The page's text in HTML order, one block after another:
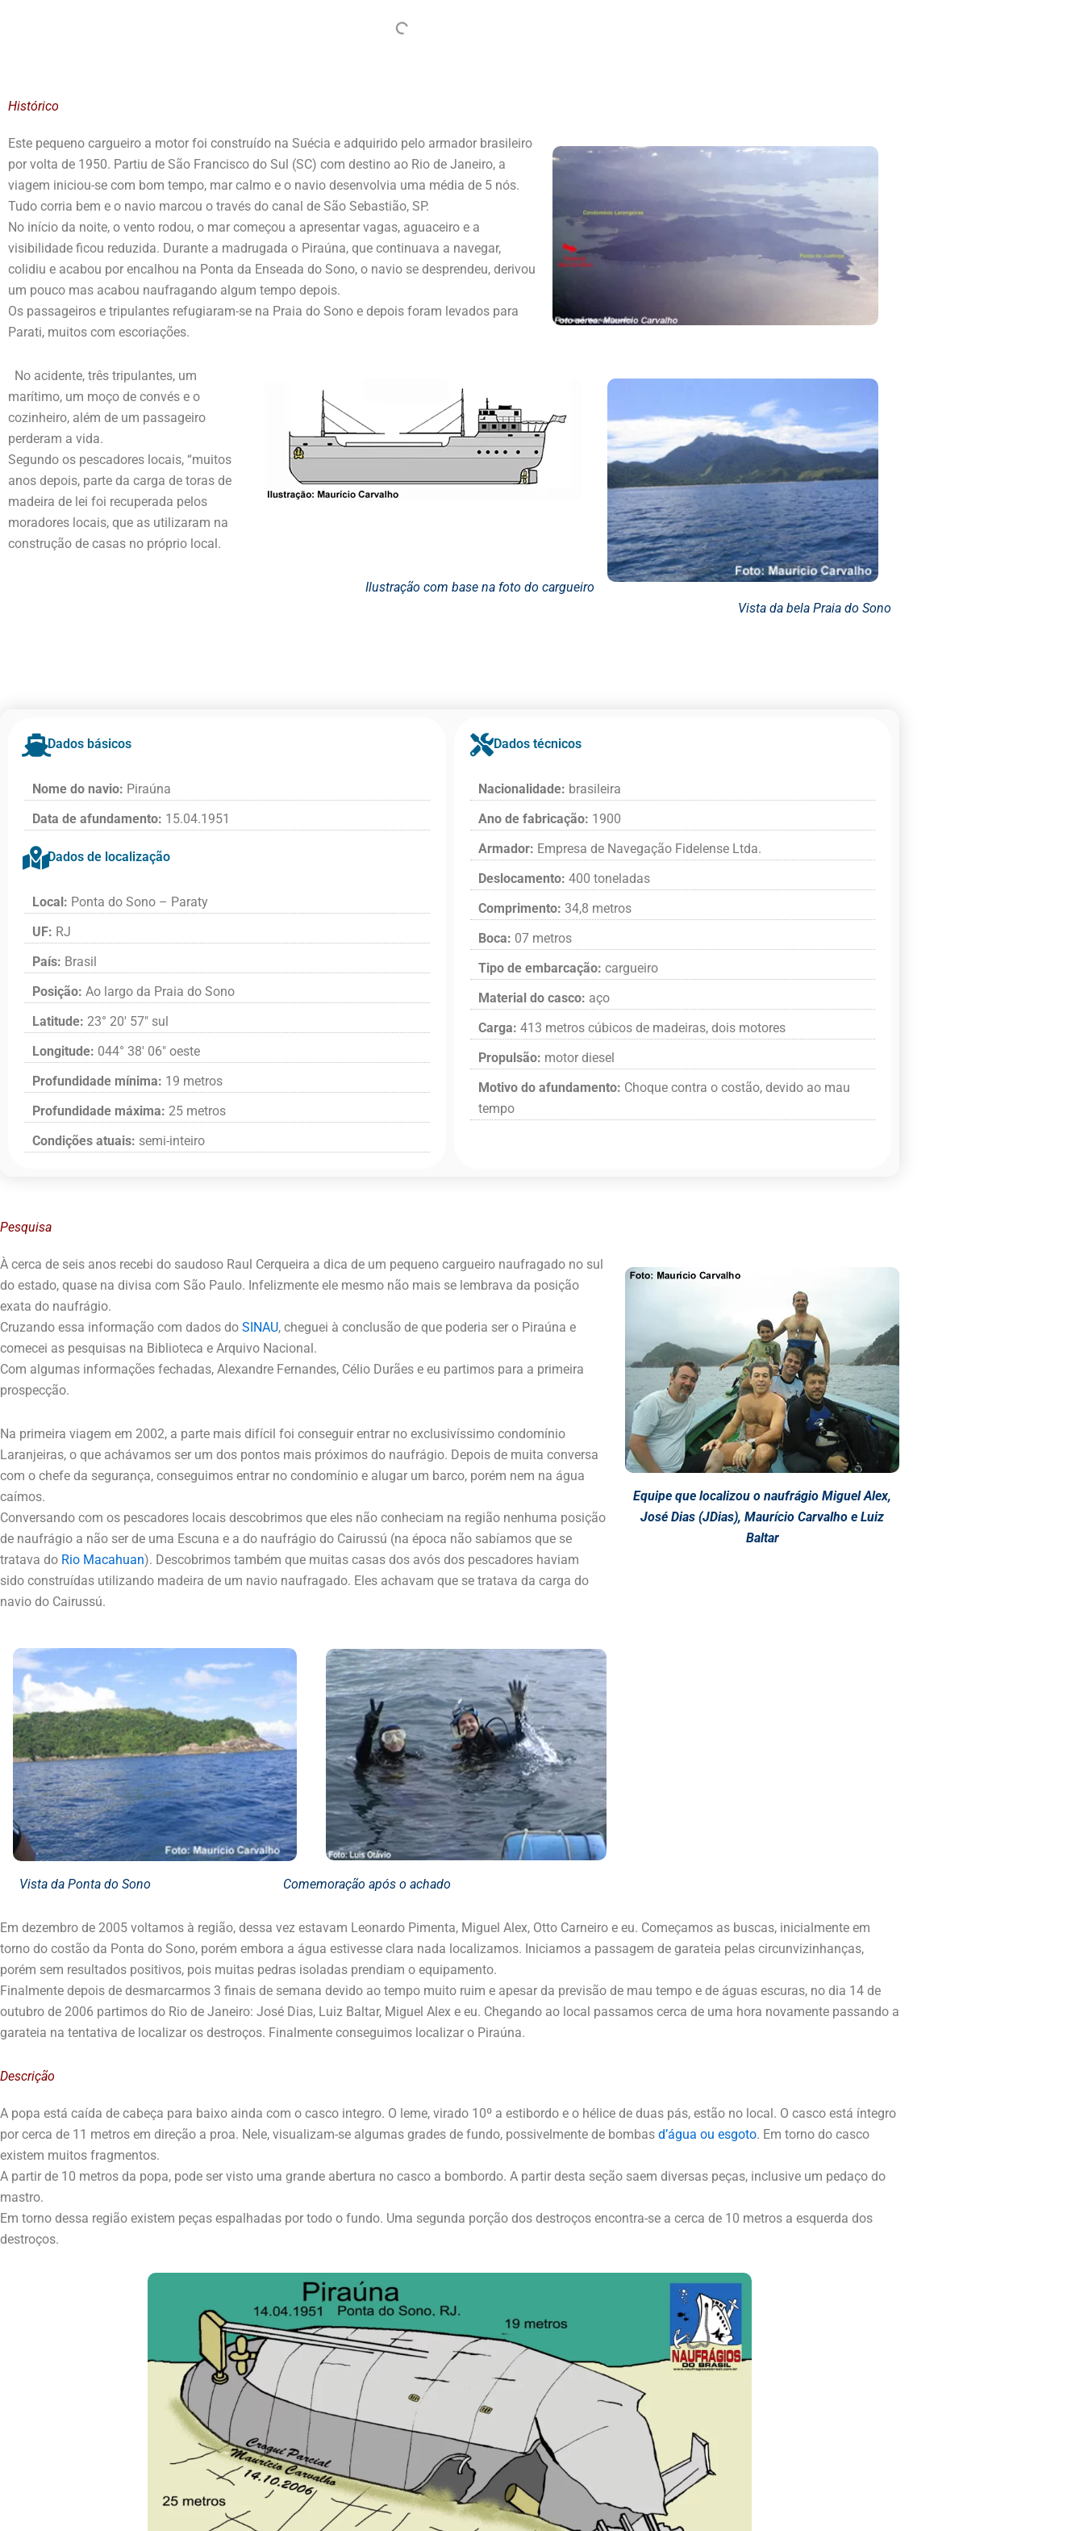
Histórico
Este pequeno cargueiro a motor foi construído na Suécia e adquirido pelo armador brasileiro
por volta de 1950. Partiu de São Francisco do Sul (SC) com destino ao Rio de Janeiro, a
viagem iniciou-se com bom tempo, mar calmo e o navio desenvolvia uma média de 5 nós.
Tudo corria bem e o navio marcou o través do canal de São Sebastião, SP.
No início da noite, o vento rodou, o mar começou a apresentar vagas, aguaceiro e a
visibilidade ficou reduzida. Durante a madrugada o Piraúna, que continuava a navegar,
colidiu e acabou por encalhou na Ponta da Enseada do Sono, o navio se desprendeu, derivou
um pouco mas acabou naufragando algum tempo depois.
Os passageiros e tripulantes refugiaram-se na Praia do Sono e depois foram levados para
Parati, muitos com escoriações.
No acidente, três tripulantes, um
marítimo, um moço de convés e o
cozinheiro, além de um passageiro
perderam a vida.
Segundo os pescadores locais, “muitos
anos depois, parte da carga de toras de
madeira de lei foi recuperada pelos
moradores locais, que as utilizaram na
construção de casas no próprio local.
Ilustração com base na foto do cargueiro
Vista da bela Praia do Sono
Dados básicos
Nome do navio: Piraúna
Data de afundamento: 15.04.1951
Dados de localização
Local: Ponta do Sono – Paraty
UF: RJ
País: Brasil
Posição: Ao largo da Praia do Sono
Latitude: 23° 20′ 57″ sul
Longitude: 044° 38′ 06″ oeste
Profundidade mínima: 19 metros
Profundidade máxima: 25 metros
Condições atuais: semi-inteiro
Dados técnicos
Nacionalidade: brasileira
Ano de fabricação: 1900
Armador: Empresa de Navegação Fidelense Ltda.
Deslocamento: 400 toneladas
Comprimento: 34,8 metros
Boca: 07 metros
Tipo de embarcação: cargueiro
Material do casco: aço
Carga: 413 metros cúbicos de madeiras, dois motores
Propulsão: motor diesel
Motivo do afundamento: Choque contra o costão, devido ao mau
tempo
Pesquisa
Equipe que localizou o naufrágio Miguel Alex,
José Dias (JDias), Maurício Carvalho e Luiz
Baltar
À cerca de seis anos recebi do saudoso Raul Cerqueira a dica de um pequeno cargueiro naufragado no sul
do estado, quase na divisa com São Paulo. Infelizmente ele mesmo não mais se lembrava da posição
exata do naufrágio.
Cruzando essa informação com dados do SINAU, cheguei à conclusão de que poderia ser o Piraúna e
comecei as pesquisas na Biblioteca e Arquivo Nacional.
Com algumas informações fechadas, Alexandre Fernandes, Célio Durães e eu partimos para a primeira
prospecção.
Na primeira viagem em 2002, a parte mais difícil foi conseguir entrar no exclusivíssimo condomínio
Laranjeiras, o que achávamos ser um dos pontos mais próximos do naufrágio. Depois de muita conversa
com o chefe da segurança, conseguimos entrar no condomínio e alugar um barco, porém nem na água
caímos.
Conversando com os pescadores locais descobrimos que eles não conheciam na região nenhuma posição
de naufrágio a não ser de uma Escuna e a do naufrágio do Cairussú (na época não sabíamos que se
tratava do Rio Macahuan). Descobrimos também que muitas casas dos avós dos pescadores haviam
sido construídas utilizando madeira de um navio naufragado. Eles achavam que se tratava da carga do
navio do Cairussú.
Vista da Ponta do Sono Comemoração após o achado
Em dezembro de 2005 voltamos à região, dessa vez estavam Leonardo Pimenta, Miguel Alex, Otto Carneiro e eu. Começamos as buscas, inicialmente em
torno do costão da Ponta do Sono, porém embora a água estivesse clara nada localizamos. Iniciamos a passagem de garateia pelas circunvizinhanças,
porém sem resultados positivos, pois muitas pedras isoladas prendiam o equipamento.
Finalmente depois de desmarcarmos 3 finais de semana devido ao tempo muito ruim e apesar da previsão de mau tempo e de águas escuras, no dia 14 de
outubro de 2006 partimos do Rio de Janeiro: José Dias, Luiz Baltar, Miguel Alex e eu. Chegando ao local passamos cerca de uma hora novamente passando a
garateia na tentativa de localizar os destroços. Finalmente conseguimos localizar o Piraúna.
Descrição
A popa está caída de cabeça para baixo ainda com o casco integro. O leme, virado 10º a estibordo e o hélice de duas pás, estão no local. O casco está íntegro
por cerca de 11 metros em direção a proa. Nele, visualizam-se algumas grades de fundo, possivelmente de bombas d’água ou esgoto. Em torno do casco
existem muitos fragmentos.
A partir de 10 metros da popa, pode ser visto uma grande abertura no casco a bombordo. A partir desta seção saem diversas peças, inclusive um pedaço do
mastro.
Em torno dessa região existem peças espalhadas por todo o fundo. Uma segunda porção dos destroços encontra-se a cerca de 10 metros a esquerda dos
destroços.